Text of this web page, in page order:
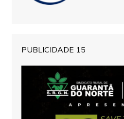
PUBLICIDADE 15